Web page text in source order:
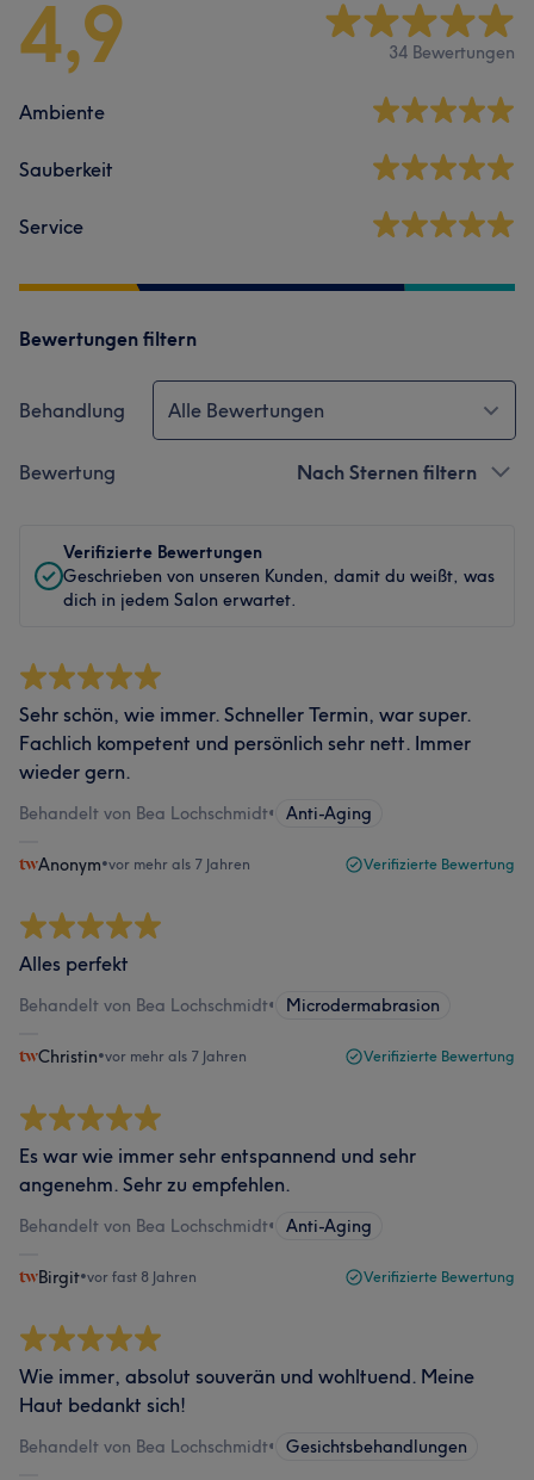
4,9 34 Bewertungen
Ambiente
Sauberkeit
Service
Bewertungen filtern
Behandlung Alle Bewertungen
Bewertung Nach Sternen filtern
Verifizierte Bewertungen
Geschrieben von unseren Kunden, damit du weißt, was
dich in jedem Salon erwartet.
Sehr schön, wie immer. Schneller Termin, war super.
Fachlich kompetent und persönlich sehr nett. Immer
wieder gern.
Behandelt von Bea Lochschmidt• Anti-Aging
Anonym•vor mehr als 7 Jahren Verifizierte Bewertung
Alles perfekt
Behandelt von Bea Lochschmidt• Microdermabrasion
Christin•vor mehr als 7 Jahren Verifizierte Bewertung
Es war wie immer sehr entspannend und sehr
angenehm. Sehr zu empfehlen.
Behandelt von Bea Lochschmidt• Anti-Aging
Birgit•vor fast 8 Jahren Verifizierte Bewertung
Wie immer, absolut souverän und wohltuend. Meine
Haut bedankt sich!
Behandelt von Bea Lochschmidt• Gesichtsbehandlungen